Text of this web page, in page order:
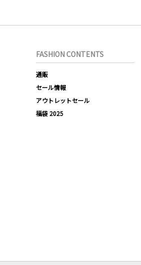
FASHION CONTENTS
通販
セール情報
アウトレットセール
福袋 2025